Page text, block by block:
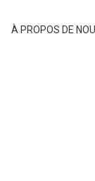
À PROPOS DE